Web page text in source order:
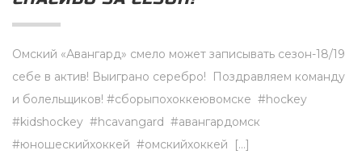
Омский «Авангард» смело может записывать сезон-18/19
себе в актив! Выиграно серебро! Поздравляем команду
и болельщиков! #сборыпохоккеювомске #hockey
#kidshockey #hcavangard #авангардомск
#юношескийхоккей #омскийхоккей […]